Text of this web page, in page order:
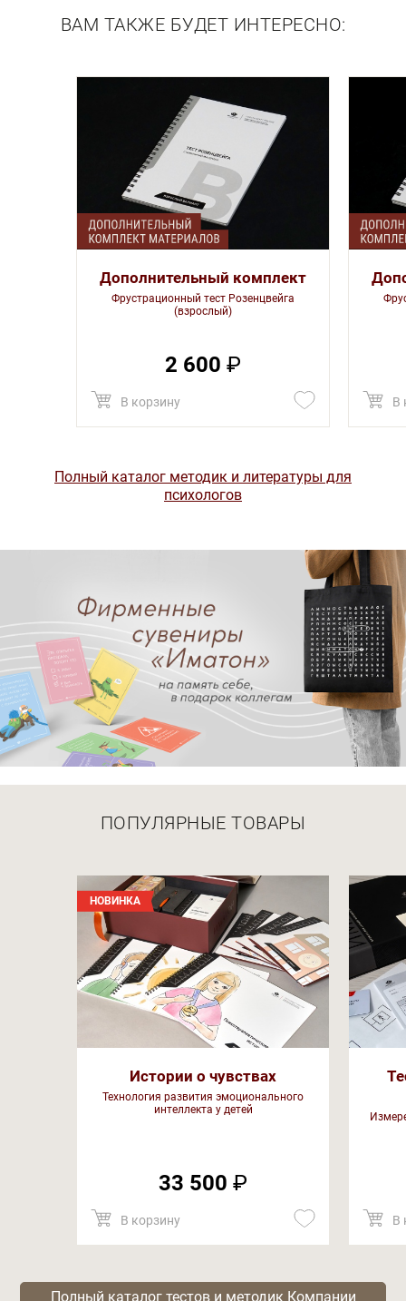
ВАМ ТАКЖЕ БУДЕТ ИНТЕРЕСНО:
Дополнительный комплект
Фрустрационный тест Розенцвейга
(взрослый)
2 600 ₽
В корзину В
Полный каталог методик и литературы для
психологов
ПОПУЛЯРНЫЕ ТОВАРЫ
НОВИНКА
Истории о чувствах
Технология развития эмоционального
интеллекта у детей
33 500 ₽
В корзину В
Полный каталог тестов и методик Компании